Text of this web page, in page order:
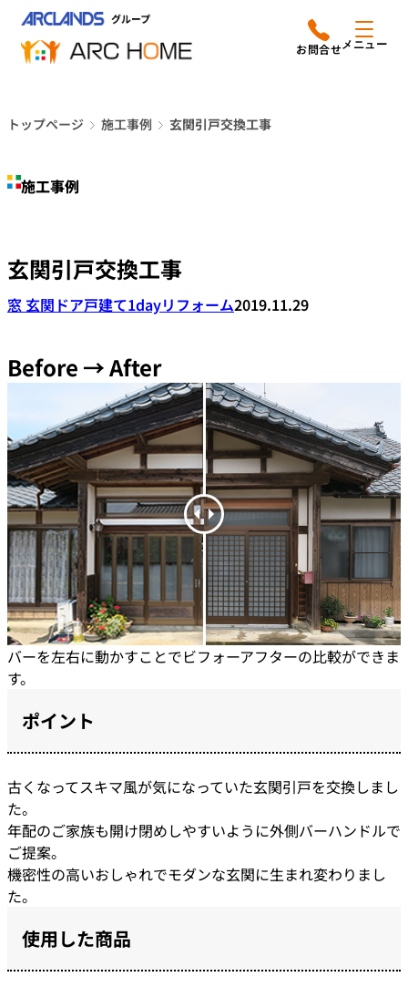
ッ
アークホームについて
施工事例
店舗案内
会社情報
よくあるご質問
サイトマップ
採用情報はこちら
メニュー
営業時間は
平日9時から18時までと
電話をかける
トップページ 施工事例 玄関引戸交換工事
施工事例
玄関引戸交換工事
窓 玄関ドア戸建て1dayリフォーム2019.11.29
Before → After
バーを左右に動かすことでビフォーアフターの比較ができま
す。
ポイント
古くなってスキマ風が気になっていた玄関引戸を交換しまし
た。
年配のご家族も開け閉めしやすいように外側バーハンドルで
ご提案。
機密性の高いおしゃれでモダンな玄関に生まれ変わりまし
た。
使用した商品